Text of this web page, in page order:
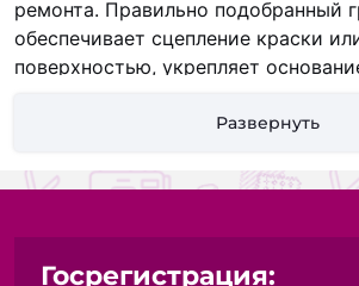
ремонта. Правильно подобранный
обеспечивает сцепление краски
поверхностью, укрепляет
клеи помогут зафиксировать декор,
отделкой.
Грунтовки:
Развернуть
Госрегистрация: